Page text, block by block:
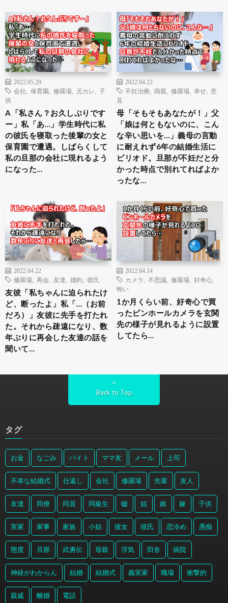
2022.05.29
会社
保育園 修羅場 元カレ
子
供
A「私さん？お久しぶりです
ー」私「あ…」学生時代に私
の彼氏を寝取った後輩の女と
保育園で遭遇。しばらくして
私の旦那の会社に現れるよう
になった…
2022.04.22
不妊治療
両親 修羅場 幸せ
意
見
母「そもそもあなたが！」父
「娘は何ともないのに、こん
な辛い思いを…」義母の言動
に耐えれず6年の結婚生活に
ピリオド。旦那が不妊だと分
かった時点で別れてればよか
ったな…
2022.04.22
修羅場
再会 友達 婚約 彼氏
友彼「私ちゃんに迫られたけ
ど、断ったよ」私「…（お前
だろ）」友彼に先手を打たれ
た。それから疎遠になり、数
年ぶりに再会した友達の話を
聞いて…
2022.04.14
カメラ
不思議 修羅場 好奇心
怖い
1か月くらい前、好奇心で買
ったピンホールカメラを玄関
先の様子が見れるように設置
してたら…
Back to Top
タグ
お金 なごみ バイト ママ友 メール 上司
不幸な結婚式 仕返し 会社 修羅場 先輩 友人
友達 同僚 同居 同級生 嘘 姑 娘 嫁 子供
実家 家事 家族 小姑 彼女 彼氏 恋冷め 愚痴
態度 旦那 武勇伝 母親 浮気 田舎 病院
神経がわからん 結婚 結婚式 義実家 職場 衝撃的
親戚 離婚 電話